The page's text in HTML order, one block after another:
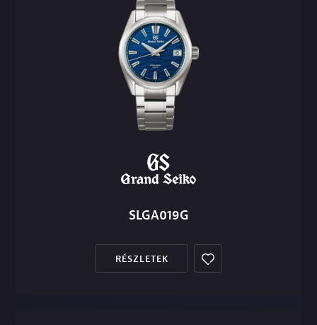
SLGA019G
RÉSZLETEK